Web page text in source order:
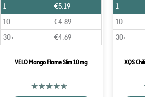
1
€5.19
10
€4.89
30+
€4.69
VELO Mango Flame Slim 10 mg
1
10
30+
XQS